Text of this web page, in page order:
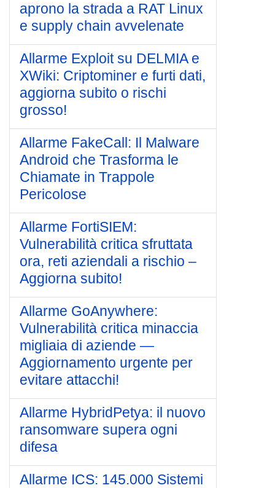
aprono la strada a RAT Linux
e supply chain avvelenate
Allarme Exploit su DELMIA e
XWiki: Criptominer e furti dati,
aggiorna subito o rischi
grosso!
Allarme FakeCall: Il Malware
Android che Trasforma le
Chiamate in Trappole
Pericolose
Allarme FortiSIEM:
Vulnerabilità critica sfruttata
ora, reti aziendali a rischio –
Aggiorna subito!
Allarme GoAnywhere:
Vulnerabilità critica minaccia
migliaia di aziende —
Aggiornamento urgente per
evitare attacchi!
Allarme HybridPetya: il nuovo
ransomware supera ogni
difesa
Allarme ICS: 145.000 Sistemi